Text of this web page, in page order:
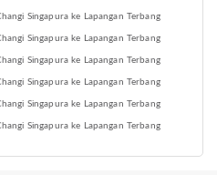
Singapura ke Lapangan Terbang
Singapura ke Lapangan Terbang
Singapura ke Lapangan Terbang
Singapura ke Lapangan Terbang
Singapura ke Lapangan Terbang
Singapura ke Lapangan Terbang